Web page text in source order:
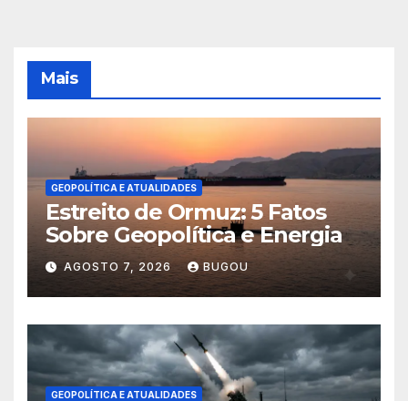
Mais
GEOPOLÍTICA E ATUALIDADES
Estreito de Ormuz: 5 Fatos
Sobre Geopolítica e Energia
AGOSTO 7, 2026 BUGOU
GEOPOLÍTICA E ATUALIDADES